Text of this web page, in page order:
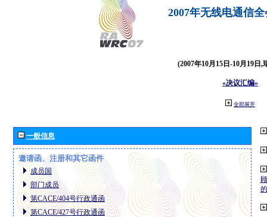
2007年无线电通信
(2007年10月15日-10月19日,
«决议汇编»
全部展开
一般信息
邀请函、注册和其它函件
成员国
部门成员
第CACE/404号行政通函
第CACE/427号行政通函